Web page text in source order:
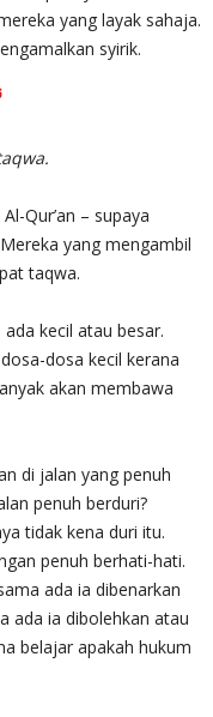
yang layak sahaja.
syirik.
Qur’an – supaya
yang mengambil
taqwa.
kecil atau besar.
dosa kecil kerana
akan membawa
di jalan yang penuh
penuh berduri?
tidak kena duri itu.
penuh berhati-hati.
ada ia dibenarkan
belajar apakah hukum